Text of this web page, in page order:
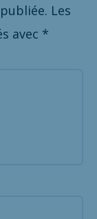
Les
avec *